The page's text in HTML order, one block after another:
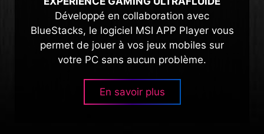
Développé en collaboration avec
BlueStacks, le logiciel MSI APP Player vous
permet de jouer à vos jeux mobiles sur
votre PC sans aucun problème.
En savoir plus